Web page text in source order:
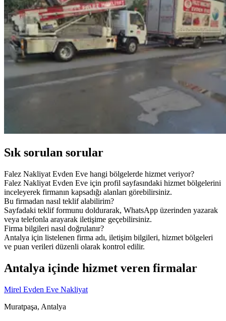
Sık sorulan sorular
Falez Nakliyat Evden Eve hangi bölgelerde hizmet veriyor?
Falez Nakliyat Evden Eve için profil sayfasındaki hizmet bölgelerini
inceleyerek firmanın kapsadığı alanları görebilirsiniz.
Bu firmadan nasıl teklif alabilirim?
Sayfadaki teklif formunu doldurarak, WhatsApp üzerinden yazarak
veya telefonla arayarak iletişime geçebilirsiniz.
Firma bilgileri nasıl doğrulanır?
Antalya için listelenen firma adı, iletişim bilgileri, hizmet bölgeleri
ve puan verileri düzenli olarak kontrol edilir.
Antalya içinde hizmet veren firmalar
Mirel Evden Eve Nakliyat
Muratpaşa, Antalya